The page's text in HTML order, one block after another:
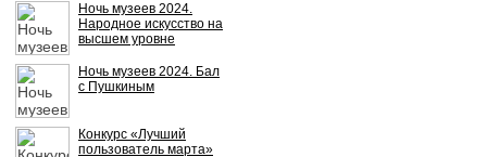
Ночь музеев 2024.
Народное искусство на
высшем уровне
Ночь музеев 2024. Бал
с Пушкиным
Конкурс «Лучший
пользователь марта»